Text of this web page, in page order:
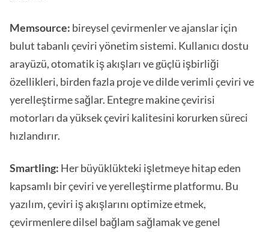
Memsource: bireysel çevirmenler ve ajanslar için
bulut tabanlı çeviri yönetim sistemi. Kullanıcı dostu
arayüzü, otomatik iş akışları ve güçlü işbirliği
özellikleri, birden fazla proje ve dilde verimli çeviri ve
yerelleştirme sağlar. Entegre makine çevirisi
motorları da yüksek çeviri kalitesini korurken süreci
hızlandırır.
Smartling: Her büyüklükteki işletmeye hitap eden
kapsamlı bir çeviri ve yerelleştirme platformu. Bu
yazılım, çeviri iş akışlarını optimize etmek,
çevirmenlere dilsel bağlam sağlamak ve genel